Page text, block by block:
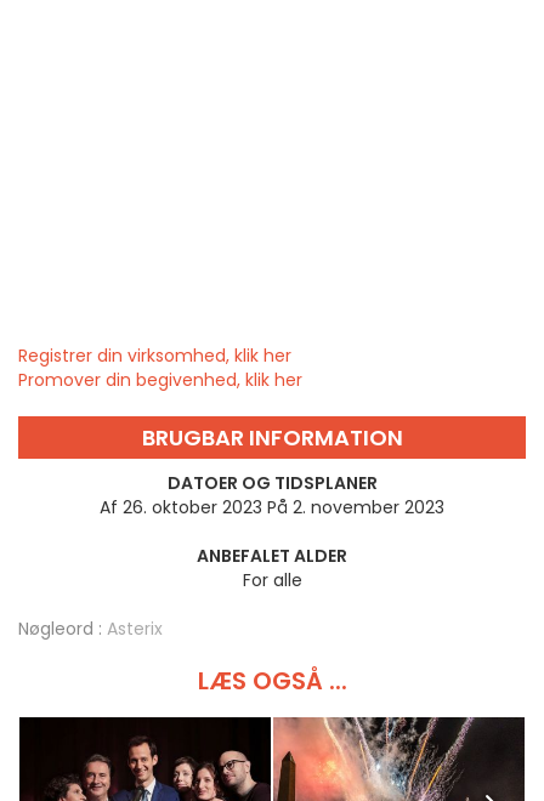
Registrer din virksomhed, klik her
Promover din begivenhed, klik her
BRUGBAR INFORMATION
DATOER OG TIDSPLANER
Af 26. oktober 2023 På 2. november 2023
ANBEFALET ALDER
For alle
Nøgleord : Asterix
LÆS OGSÅ ...